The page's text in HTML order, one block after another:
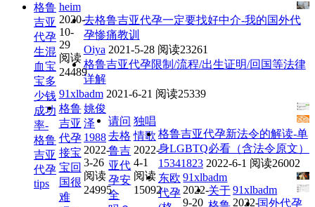
格鲁
吉亚
代孕
生混
血宝
宝多
少钱
成功
率-
格鲁
吉亚
代孕
tips
heim
2020-
10-
29
阅读
24489
去格鲁吉亚代孕一定要找好中介-我的国外代
孕惨痛教训
Oiya 2021-5-28 阅读23261
格鲁吉亚代孕限制/流程/出生证明/回国等法律
详解
91xlbadm 2021-6-21 阅读25339
格鲁
吉亚
代孕
接宝
宝回
国很
难
姚俊
泽
1988
2022-
3-26
阅读
24995
请问
去格
鲁吉
亚代
孕安
全
独唱
情歌
2022-
4-1
阅读
15092
格鲁吉亚代孕新法令的解读-单
身LGBTQ必看（含法令原文）
15341823 2022-6-1 阅读26002
东欧
代孕
91xlbadm
2022-
9-20
关于 91xlbadm
2022-国外代孕